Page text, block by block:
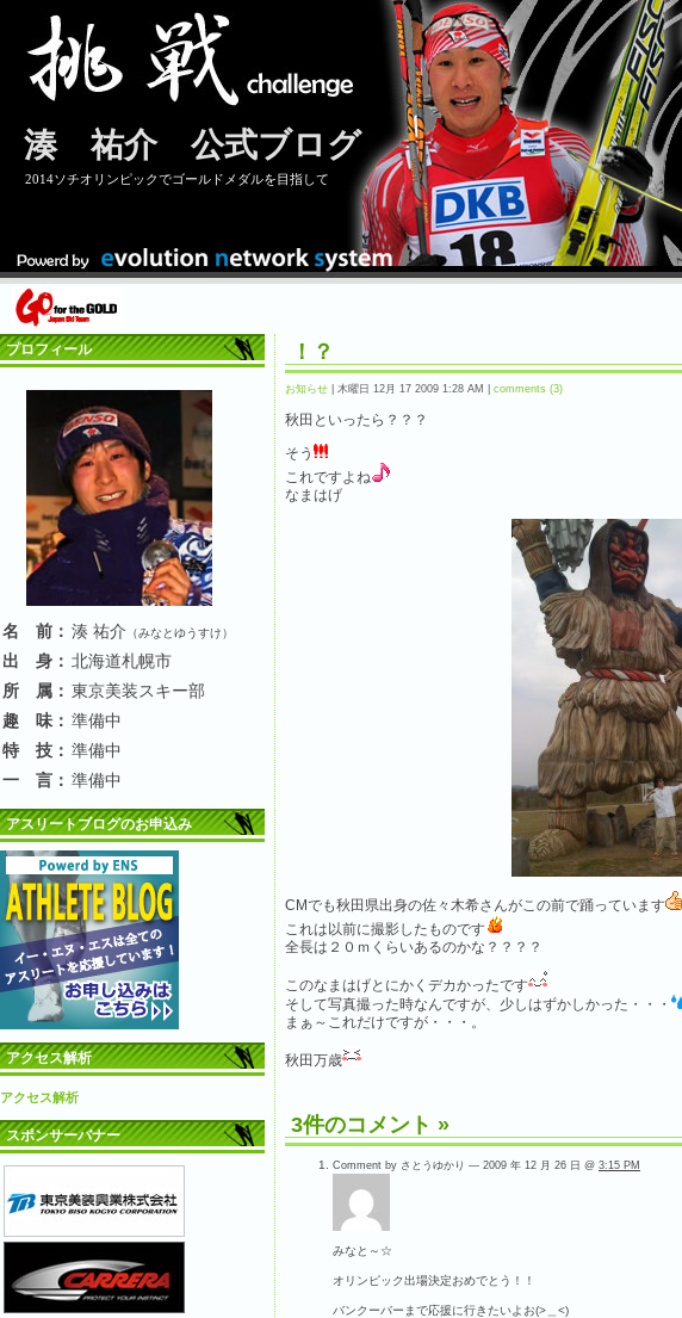
湊 祐介 公式ブログ
2014ソチオリンピックでゴールドメダルを目指して
プロフィール
名 前： 湊 祐介 （みなとゆうすけ）
出 身： 北海道札幌市
所 属： 東京美装スキー部
趣 味： 準備中
特 技： 準備中
一 言： 準備中
アスリートブログのお申込み
アクセス解析
アクセス解析
スポンサーバナー
！？
お知らせ | 木曜日 12月 17 2009 1:28 AM | comments (3)
秋田といったら？？？
そう
これですよね
なまはげ
CMでも秋田県出身の佐々木希さんがこの前で踊っています
これは以前に撮影したものです
全長は２０ｍくらいあるのかな？？？？
このなまはげとにかくデカかったです
そして写真撮った時なんですが、少しはずかしかった・・・
まぁ～これだけですが・・・。
秋田万歳
3件のコメント »
Comment by さとうゆかり — 2009 年 12 月 26 日 @ 3:15 PM
みなと～☆
オリンピック出場決定おめでとう！！
バンクーバーまで応援に行きたいよお(>＿<)